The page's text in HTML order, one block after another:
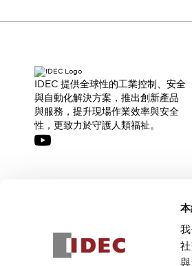
IDEC 提供全球性的工業控制、安全
與自動化解決方案，推出創新產品
與服務，提升現場作業效率與安全
性，更致力於守護人類福祉。